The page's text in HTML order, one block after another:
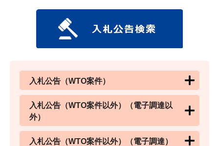
入札公告（WTO案件）
入札公告（WTO案件以外）（電子調達以
外）
入札公告（WTO案件以外）（電子調達）